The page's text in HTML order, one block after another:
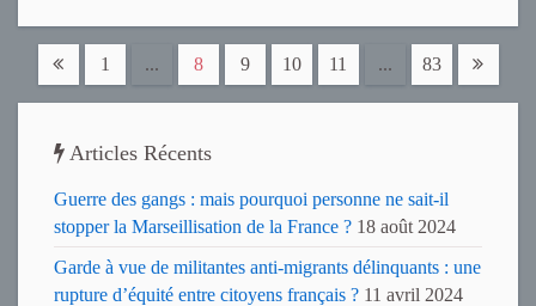
1 ... 8 9 10 11 ... 83
Articles Récents
Guerre des gangs : mais pourquoi personne ne sait-il
stopper la Marseillisation de la France ? 18 août 2024
Garde à vue de militantes anti-migrants délinquants : une
rupture d’équité entre citoyens français ? 11 avril 2024